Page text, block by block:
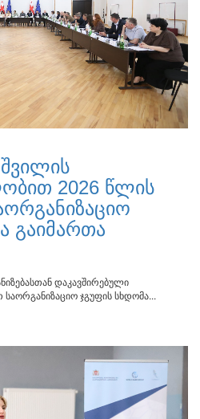
2026 წლის
გაიმართა
დაკავშირებული
საორგანიზაციო ჯგუფის სხდომა...